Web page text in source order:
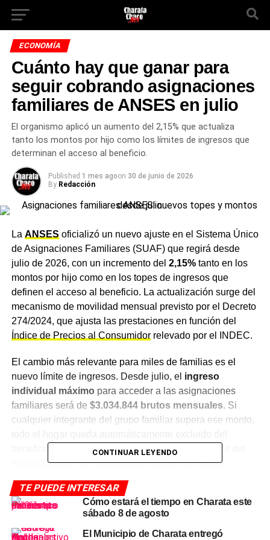
ECONOMÍA
Cuánto hay que ganar para
seguir cobrando asignaciones
familiares de ANSES en julio
El organismo aplicó un aumento del 2,15% que actualiza
tanto los montos por hijo como los límites de ingresos que
determinan el acceso al beneficio.
Published 1 mes agoon 30 de junio de 2026
By Redacción
La ANSES oficializó un nuevo ajuste en el Sistema Único
de Asignaciones Familiares (SUAF) que regirá desde
julio de 2026, con un incremento del 2,15%tanto en los
montos por hijo como en los topes de ingresos que
definen el acceso al beneficio. La actualización surge del
mecanismo de movilidad mensual previsto por el Decreto
274/2024, que ajusta las prestaciones en función del
Índice de Precios al Consumidorrelevado por el INDEC.
El cambio más relevante para miles de familias es el
nuevo límite de ingresos. Desde julio, el ingreso
individual máximo para acceder a las asignaciones
familiares será de $3.034.844 brutos mensuales. Si
cualquier integrante del grupo familiar supera ese monto,
beneficio, incluso cuando la suma total de ingresos del
núcleo familiar se mantenga por debajo del techo
$6.069.688 mensuales.
Cómo quedan los montos por
CONTINUAR LEYENDO
TE PUEDE INTERESAR
Cómo estará el tiempo en Charata este
sábado 8 de agosto
El Municipio de Charata entregó